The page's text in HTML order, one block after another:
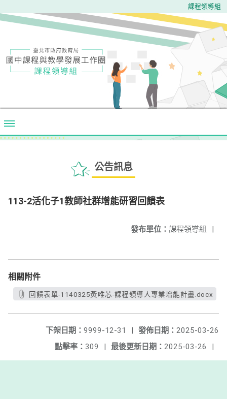
課程領導組
公告訊息
113-2活化子1教師社群增能研習回饋表
發布單位： 課程領導組 |
相關附件
回饋表單-1140325黃唯芯-課程領導人專業增能計畫.docx
發佈日期： 2025-03-26
下架日期： 9999-12-31
|
最後更新日期： 2025-03-26 |
點擊率： 309 |